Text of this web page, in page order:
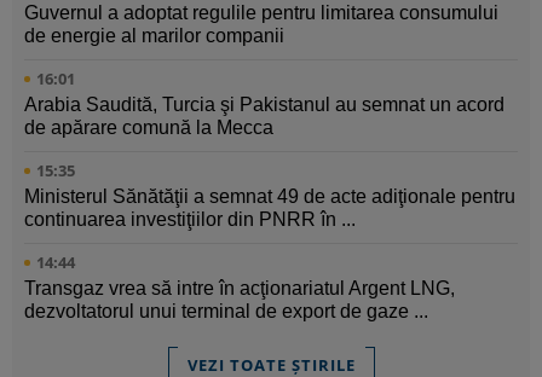
Guvernul a adoptat regulile pentru limitarea consumului
de energie al marilor companii
16:01
Arabia Saudită, Turcia şi Pakistanul au semnat un acord
de apărare comună la Mecca
15:35
Ministerul Sănătăţii a semnat 49 de acte adiţionale pentru
continuarea investiţiilor din PNRR în ...
14:44
Transgaz vrea să intre în acţionariatul Argent LNG,
dezvoltatorul unui terminal de export de gaze ...
VEZI TOATE ȘTIRILE